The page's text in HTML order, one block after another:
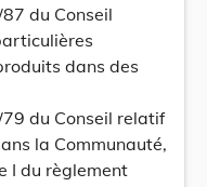
du Conseil
dans des
79 du Conseil relatif
la Communauté,
I du règlement